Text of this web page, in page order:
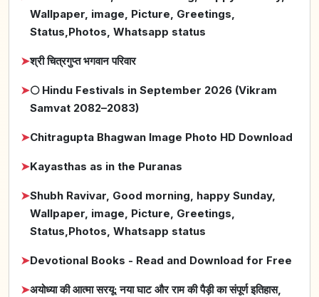
Wallpaper, image, Picture, Greetings,
Status,Photos, Whatsapp status
➤श्री चित्रगुप्त भगवान परिवार
➤🌕 Hindu Festivals in September 2026 (Vikram
Samvat 2082–2083)
➤Chitragupta Bhagwan Image Photo HD Download
➤Kayasthas as in the Puranas
➤Shubh Ravivar, Good morning, happy Sunday,
Wallpaper, image, Picture, Greetings,
Status,Photos, Whatsapp status
➤Devotional Books - Read and Download for Free
➤अयोध्या की आत्मा सरयू: नया घाट और राम की पैड़ी का संपूर्ण इतिहास,